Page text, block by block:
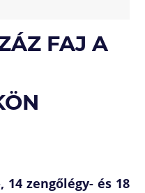
FAJ A
zengőlégy- és 18